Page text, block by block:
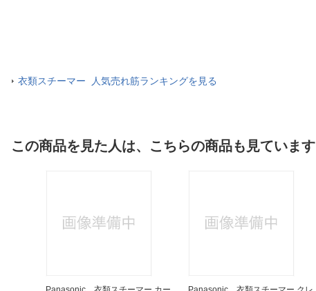
衣類スチーマー 人気売れ筋ランキングを見る
この商品を見た人は、こちらの商品も見ています